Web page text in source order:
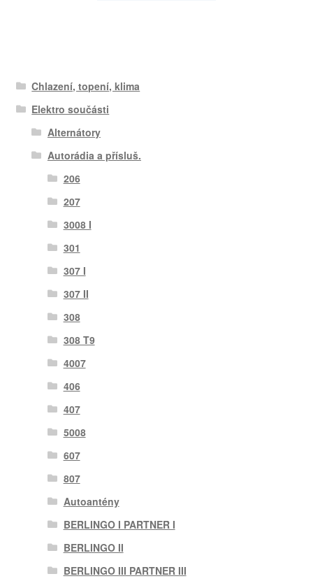
Chlazení, topení, klima
Elektro součásti
Alternátory
Autorádia a přísluš.
206
207
3008 I
301
307 I
307 II
308
308 T9
4007
406
407
5008
607
807
Autoantény
BERLINGO I PARTNER I
BERLINGO II
BERLINGO III PARTNER III